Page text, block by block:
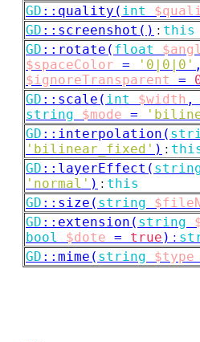
GD :: quality( int
GD :: screenshot() : this
GD :: rotate( float
$spaceColor = '0|0|0'
$ignoreTransparent
=
GD :: scale( int $width ,
string
$mode =
GD :: interpolation(
'bilinear_fixed' ) :
GD :: layerEffect(
'normal' ) : this
GD :: size( string
GD :: extension( string
bool
$dote = true ) :
GD :: mime( string $type